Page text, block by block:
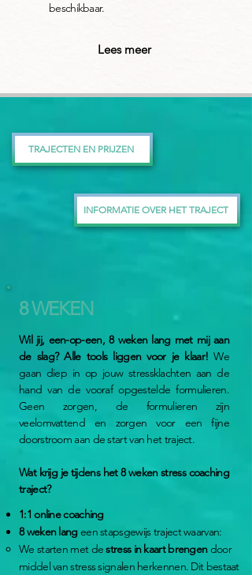
beschikbaar.
Lees meer
TRAJECTEN EN PRIJZEN
INFORMATIE OVER HET TRAJECT
8 WEKEN
Wil jij, een-op-een, 8 weken lang met mij aan
de slag? Alle tools liggen voor je klaar!We
gaan diep in op jouw stressklachten aan de
hand van de vooraf opgestelde formulieren.
Geen zorgen, de formulieren zijn
veelomvattend en zorgen voor een fijne
doorstroom aan de start van het traject.
Wat krijg je tijdens het 8 weken stress coaching
traject?
1:1 online coaching
8 weken langeen stapsgewijs traject waarvan:
We starten met destress in kaart brengendoor
middel van stress signalen herkennen. Dit bestaat